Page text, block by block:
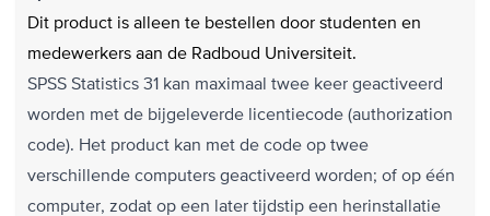
Dit product is alleen te bestellen door studenten en
medewerkers aan de Radboud Universiteit.
SPSS Statistics 31 kan maximaal twee keer geactiveerd
worden met de bijgeleverde licentiecode (authorization
code). Het product kan met de code op twee
verschillende computers geactiveerd worden; of op één
computer, zodat op een later tijdstip een herinstallatie